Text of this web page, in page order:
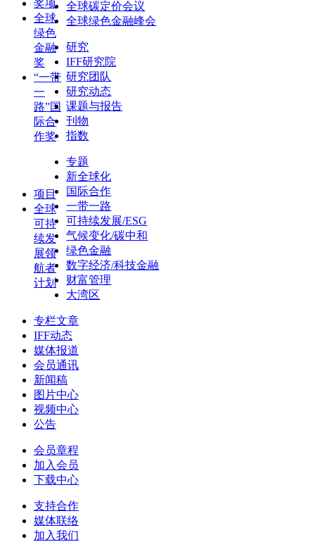
奖项
全球
绿色
金融
奖
“一带
一
路”国
际合
作奖
项目
全球
可持
续发
展领
航者
计划
全球碳定价会议
全球绿色金融峰会
研究
IFF研究院
研究团队
研究动态
课题与报告
刊物
指数
专题
新全球化
国际合作
一带一路
可持续发展/ESG
气候变化/碳中和
绿色金融
数字经济/科技金融
财富管理
大湾区
专栏文章
IFF动态
媒体报道
会员通讯
新闻稿
图片中心
视频中心
公告
会员章程
加入会员
下载中心
支持合作
媒体联络
加入我们